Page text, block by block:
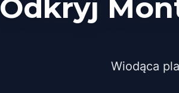
Odkryj
Wiodąca